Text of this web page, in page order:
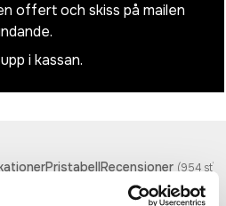
offert och skiss på mailen
i kassan.
PristabellRecensioner (954 st)